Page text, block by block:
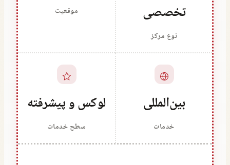
تخصصی
نوع مرکز
موقعیت
بین‌المللی
خدمات
لوکس و پیشرفته
سطح خدمات